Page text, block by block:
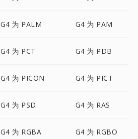
G4 为 PALM G4 为 PAM
G4 为 PCT G4 为 PDB
G4 为 PICON G4 为 PICT
G4 为 PSD G4 为 RAS
G4 为 RGBA G4 为 RGBO